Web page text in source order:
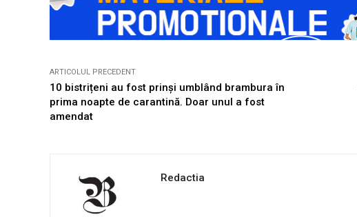
ARTICOLUL PRECEDENT
10 bistrițeni au fost prinși umblând brambura în
prima noapte de carantină. Doar unul a fost
amendat
Redactia